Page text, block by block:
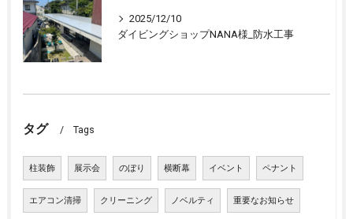
2025/12/10
ダイビングショップNANA様_防水工事
タグ Tags
柱装飾 展示会 のぼり 横断幕 イベント ペナント
エアコン清掃 クリーニング ノベルティ 重要なお知らせ